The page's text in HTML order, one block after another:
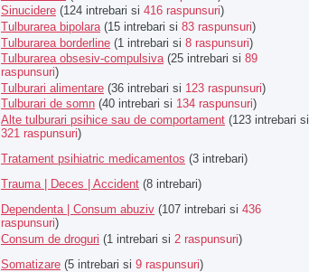
Sinucidere (124 intrebari si 416 raspunsuri)
Tulburarea bipolara(15 intrebari si 83 raspunsuri)
Tulburarea borderline (1 intrebari si 8 raspunsuri)
Tulburarea obsesiv-compulsiva(25 intrebari si 89
raspunsuri)
Tulburari alimentare (36 intrebari si 123 raspunsuri)
Tulburari de somn (40 intrebari si 134 raspunsuri)
Alte tulburari psihice sau de comportament (123 intrebari si
321 raspunsuri)
Tratament psihiatric medicamentos (3 intrebari)
Trauma | Deces | Accident (8 intrebari)
Dependenta | Consum abuziv (107 intrebari si 436
raspunsuri)
Consum de droguri (1 intrebari si 2 raspunsuri)
Somatizare (5 intrebari si 9 raspunsuri)